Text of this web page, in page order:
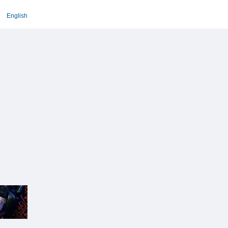
English